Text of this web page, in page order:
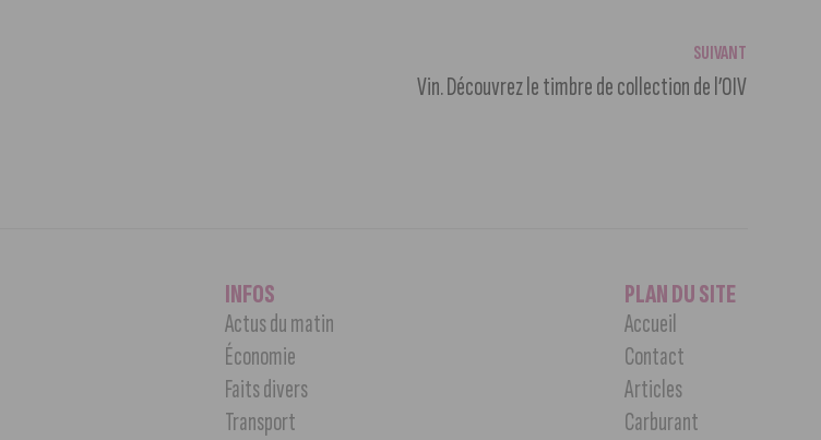
SUIVANT
Vin. Découvrez le timbre de collection de l’OIV
INFOS
Actus du matin
Économie
Faits divers
Transport
PLAN DU SITE
Accueil
Contact
Articles
Carburant